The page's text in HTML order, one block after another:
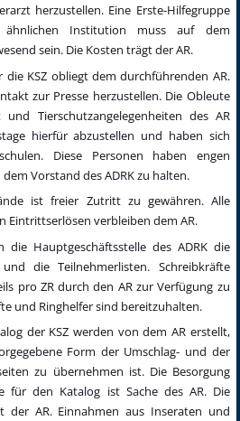
herzustellen. Eine Erste-Hilfegruppe
Institution muss auf dem
sein. Die Kosten trägt der AR.
KSZ obliegt dem durchführenden AR.
zur Presse herzustellen. Die Obleute
Tierschutzangelegenheiten des AR
hierfür abzustellen und haben sich
Diese Personen haben engen
Vorstand des ADRK zu halten.
ist freier Zutritt zu gewähren. Alle
Eintrittserlösen verbleiben dem AR.
die Hauptgeschäftsstelle des ADRK die
und die Teilnehmerlisten. Schreibkräfte
pro ZR durch den AR zur Verfügung zu
und Ringhelfer sind bereitzuhalten.
der KSZ werden von dem AR erstellt,
Form der Umschlag- und der
zu übernehmen ist. Die Besorgung
für den Katalog ist Sache des AR. Die
der AR. Einnahmen aus Inseraten und